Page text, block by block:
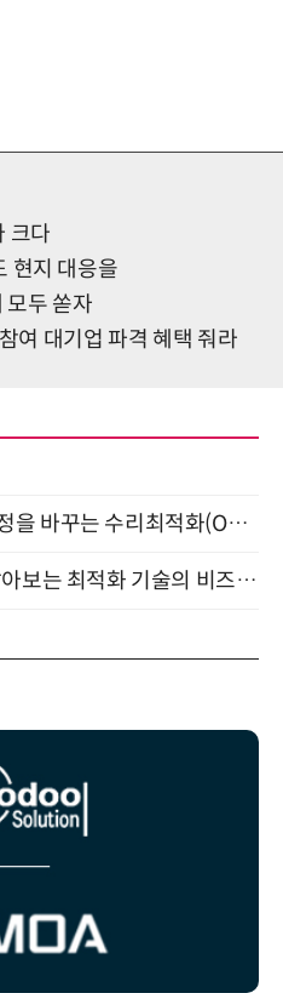
크다
현지 대응을
모두 쏟자
여 대기업 파격 혜택 줘라
[올쇼TV] AI 시대의 의사결정을 바꾸는 수리최적화(Optimization) 소개 (8/20 생방송)
[올쇼TV] Gurobi와 함께 알아보는 최적화 기술의 비즈니스 활용 (8월 20일 생방송)